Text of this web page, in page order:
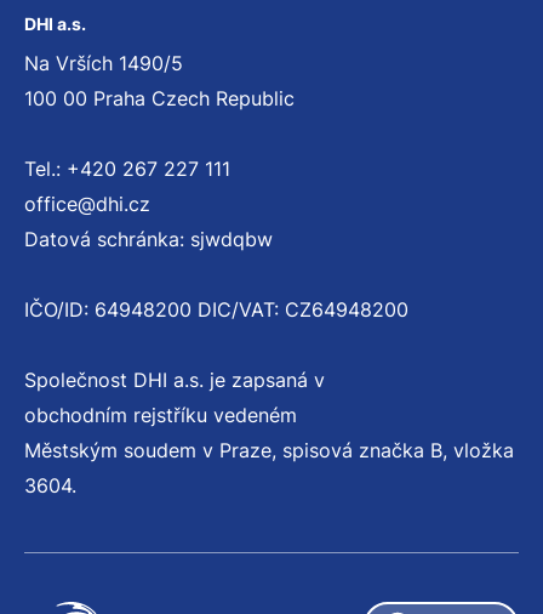
DHI a.s.
Na Vrších 1490/5
100 00 Praha Czech Republic
Tel.: +420 267 227 111
office@dhi.cz
Datová schránka: sjwdqbw
IČO/ID: 64948200 DIC/VAT: CZ64948200
Společnost DHI a.s. je zapsaná v
obchodním rejstříku vedeném
Městským soudem v Praze, spisová značka B, vložka
3604.